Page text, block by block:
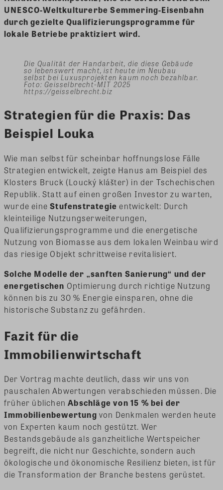
UNESCO-Weltkulturerbe Semmering-Eisenbahn
durch gezielte Qualifizierungsprogramme für
lokale Betriebe praktiziert wird.
Die Qualität der Handarbeit, die diese Gebäude
so lebenswert macht, ist heute im Neubau
selbst bei Luxusprojekten kaum noch bezahlbar.
Foto: Geisselbrecht-MIT 2025
https://geisselbrecht.biz
Strategien für die Praxis: Das
Beispiel Louka
Wie man selbst für scheinbar hoffnungslose Fälle
Strategien entwickelt, zeigte Hanus am Beispiel des
Klosters Bruck (Loucký klášter) in der Tschechischen
Republik. Statt auf einen großen Investor zu warten,
wurde eineStufenstrategie entwickelt: Durch
kleinteilige Nutzungserweiterungen,
Qualifizierungsprogramme und die energetische
Nutzung von Biomasse aus dem lokalen Weinbau wird
das riesige Objekt schrittweise revitalisiert.
Solche Modelle der „sanften Sanierung“ und der
energetischen Optimierung durch richtige Nutzung
können bis zu 30 % Energie einsparen, ohne die
historische Substanz zu gefährden.
Fazit für die
Immobilienwirtschaft
Der Vortrag machte deutlich, dass wir uns von
pauschalen Abwertungen verabschieden müssen. Die
früher üblichenAbschläge von 15 % bei der
Immobilienbewertung von Denkmalen werden heute
von Experten kaum noch gestützt. Wer
Bestandsgebäude als ganzheitliche Wertspeicher
begreift, die nicht nur Geschichte, sondern auch
ökologische und ökonomische Resilienz bieten, ist für
die Transformation der Branche bestens gerüstet.